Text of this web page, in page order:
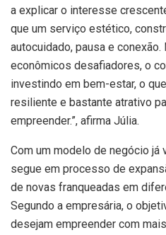
a explicar o interesse
que um serviço estético,
autocuidado, pausa e
econômicos desafiadores, o
investindo em bem-estar, o
resiliente e bastante atrativo
empreender.”, afirma Júlia.
Com um modelo de negócio já
segue em processo de
de novas franqueadas em
Segundo a empresária, o
desejam empreender com